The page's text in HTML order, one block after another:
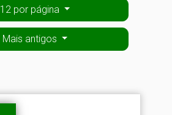
12 por página
Mais antigos